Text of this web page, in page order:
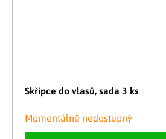
Skřipce do vlasů, sada 3 ks
Momentálně nedostupný